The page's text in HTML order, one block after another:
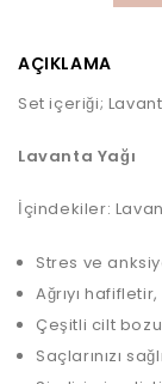
AÇIKLAMA
Set içeriği;
Lavanta Yağı
İçindekiler:
Stres ve
Ağrıyı hafifletir,
Çeşitli cilt
Saçlarınızı